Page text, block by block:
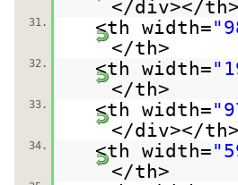
</div></
31. <th width=
</th>
32. <th width=
</th>
33. <th width=
</div></
34. <th width=
</th>